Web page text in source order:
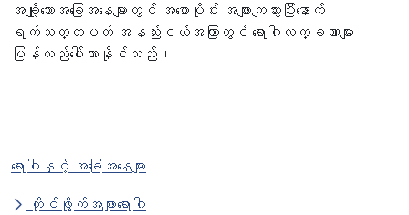
အချို့သောအခြေအနေများတွင် အစောပိုင်း အဖျားကျသွားပြီးနောက်
ရက်သတ္တပတ် အနည်းငယ်အကြာတွင် ရောဂါလက္ခဏာများ
ပြန်လည်ပေါ်လာနိုင်သည်။
ရောဂါနှင့် အခြေအနေများ
တိုင်ဖွိုက်အဖျားရောဂါ